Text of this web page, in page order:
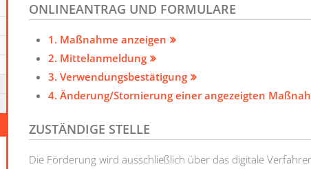
ONLINEANTRAG UND FORMULARE
1. Maßnahme anzeigen
2. Mittelanmeldung
3. Verwendungsbestätigung
4. Änderung/Stornierung einer angezeigten
ZUSTÄNDIGE STELLE
Die Förderung wird ausschließlich über das digitale